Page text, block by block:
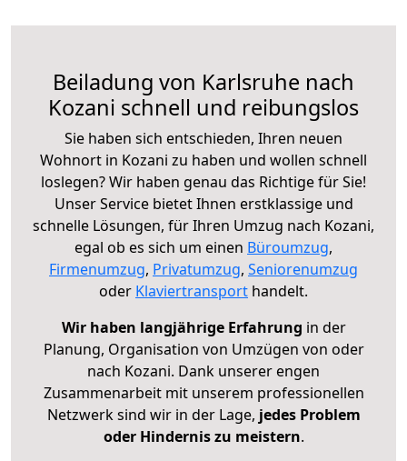
Beiladung von Karlsruhe nach
Kozani schnell und reibungslos
Sie haben sich entschieden, Ihren neuen
Wohnort in Kozani zu haben und wollen schnell
loslegen? Wir haben genau das Richtige für Sie!
Unser Service bietet Ihnen erstklassige und
schnelle Lösungen, für Ihren Umzug nach Kozani,
egal ob es sich um einen Büroumzug,
Firmenumzug, Privatumzug, Seniorenumzug
oder Klaviertransport handelt.
Wir haben langjährige Erfahrung in der
Planung, Organisation von Umzügen von oder
nach Kozani. Dank unserer engen
Zusammenarbeit mit unserem professionellen
Netzwerk sind wir in der Lage, jedes Problem
oder Hindernis zu meistern.